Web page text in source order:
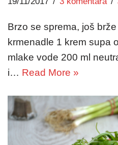
Brzo se sprema, još
krmenadle 1 krem supa
mlake vode 200 ml
i… Read More »